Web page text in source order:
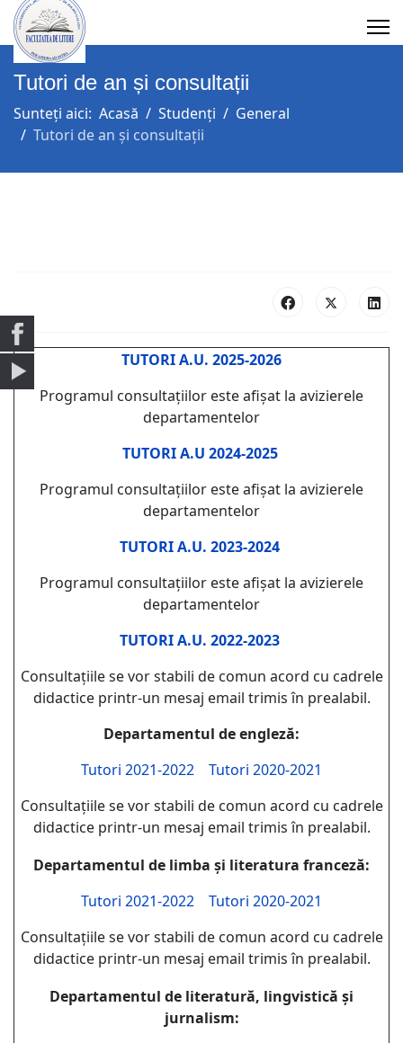
Tutori de an și consultații
Sunteți aici: Acasă Studenți
General
Tutori de an și consultații
TUTORI A.U. 2025-2026
Programul consultațiilor este afișat la avizierele
departamentelor
TUTORI A.U 2024-2025
Programul consultațiilor este afișat la avizierele
departamentelor
TUTORI A.U. 2023-2024
Programul consultațiilor este afișat la avizierele
departamentelor
TUTORI A.U. 2022-2023
Consultațiile se vor stabili de comun acord cu cadrele
didactice printr-un mesaj email trimis în prealabil.
Departamentul de engleză:
Tutori 2021-2022
Tutori 2020-2021
Consultațiile se vor stabili de comun acord cu cadrele
didactice printr-un mesaj email trimis în prealabil.
Departamentul de limba și literatura franceză:
Tutori 2021-2022
Tutori 2020-2021
Consultațiile se vor stabili de comun acord cu cadrele
didactice printr-un mesaj email trimis în prealabil.
Departamentul de literatură, lingvistică și
jurnalism: